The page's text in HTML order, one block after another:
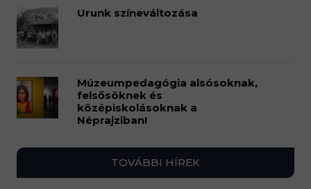
Urunk színeváltozása
Múzeumpedagógia alsósoknak,
felsősöknek és
középiskolásoknak a
Néprajziban!
TOVÁBBI HÍREK